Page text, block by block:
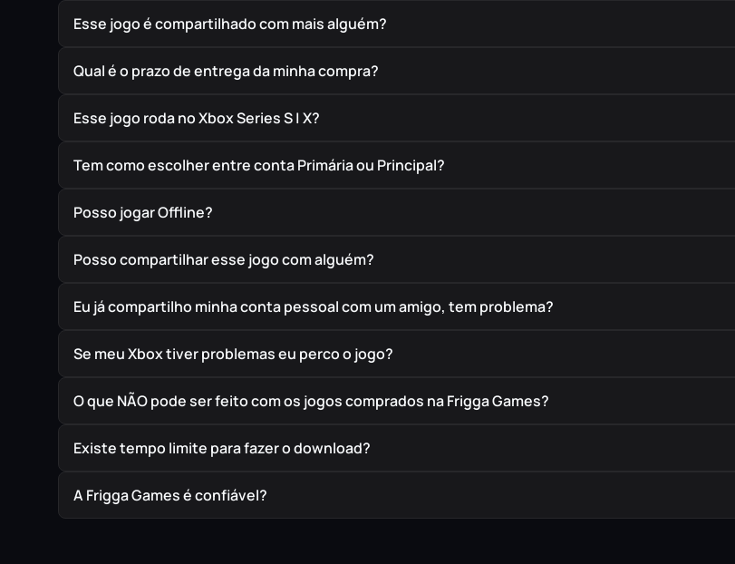
Esse jogo é compartilhado com mais alguém?
Qual é o prazo de entrega da minha compra?
Esse jogo roda no Xbox Series S | X?
Tem como escolher entre conta Primária ou Principal?
Posso jogar Offline?
Posso compartilhar esse jogo com alguém?
Eu já compartilho minha conta pessoal com um amigo, tem problema?
Se meu Xbox tiver problemas eu perco o jogo?
O que NÃO pode ser feito com os jogos comprados na Frigga Games?
Existe tempo limite para fazer o download?
A Frigga Games é confiável?